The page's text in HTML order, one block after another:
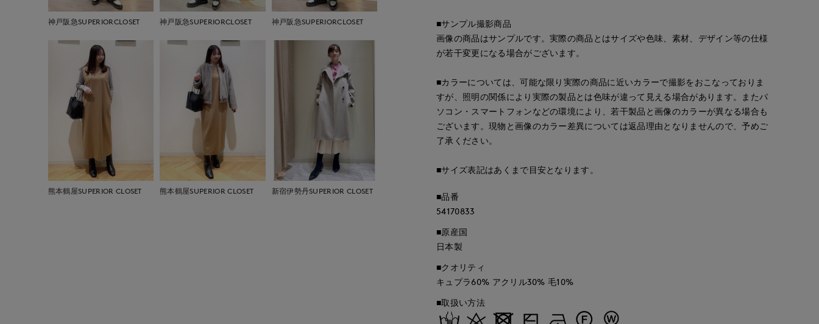
神戸阪急SUPERIORCLOSET 神戸阪急SUPERIORCLOSET 神戸阪急SUPERIORCLOSET
熊本鶴屋SUPERIOR CLOSET 熊本鶴屋SUPERIOR CLOSET 新宿伊勢丹SUPERIOR CLOSET
■サンプル撮影商品
画像の商品はサンプルです。実際の商品とはサイズや色味、素材、デザイン等の仕様
が若干変更になる場合がございます。
■カラーについては、可能な限り実際の商品に近いカラーで撮影をおこなっておりま
すが、照明の関係により実際の製品とは色味が違って見える場合があります。またパ
ソコン・スマートフォンなどの環境により、若干製品と画像のカラーが異なる場合も
ございます。現物と画像のカラー差異については返品理由となりませんので、予めご
了承ください。
■サイズ表記はあくまで目安となります。
■品番
54170833
■原産国
日本製
■クオリティ
キュプラ60% アクリル30% 毛10%
■取扱い方法